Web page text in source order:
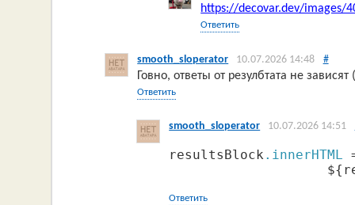
https://decovar.dev/images/
Ответить
smooth_sloperator 10.07.2026 14:48 #
Говно, ответы от резулбтата не
Ответить
smooth_sloperator 10.07.2026 14:51
resultsBlock .innerHTML
Ответить